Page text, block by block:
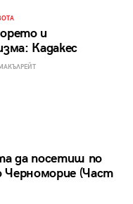
и
Кадакес
да посетиш по
(Част